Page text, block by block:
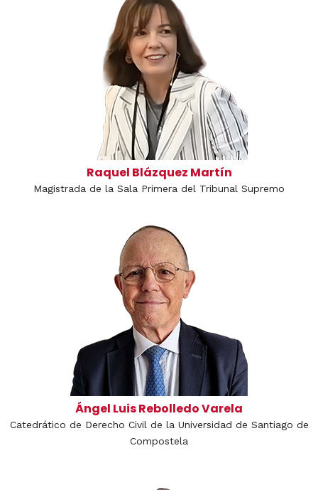
Raquel Blázquez Martín
Magistrada de la Sala Primera del Tribunal Supremo
Ángel Luis Rebolledo Varela
Catedrático de Derecho Civil de la Universidad de Santiago de
Compostela